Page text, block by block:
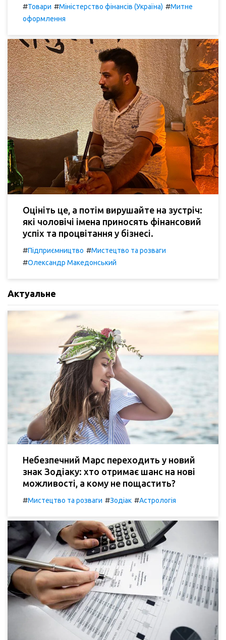
#Товари #Міністерство фінансів (Україна) #Митне
оформлення
Оцініть це, а потім вирушайте на зустріч:
які чоловічі імена приносять фінансовий
успіх та процвітання у бізнесі.
#Підприємництво #Мистецтво та розваги
#Олександр Македонський
Актуальне
Небезпечний Марс переходить у новий
знак Зодіаку: хто отримає шанс на нові
можливості, а кому не пощастить?
#Мистецтво та розваги #Зодіак #Астрологія